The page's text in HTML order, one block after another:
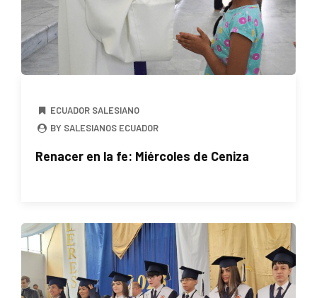
ECUADOR SALESIANO
BY SALESIANOS ECUADOR
Renacer en la fe: Miércoles de Ceniza